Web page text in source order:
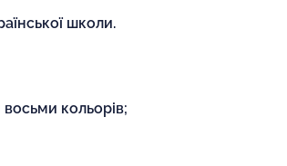
школи.
кольорів;